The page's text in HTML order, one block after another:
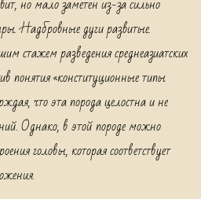
Надбровные дуги развитые.
стажем разведения среднеазиатских
понятия «конституционные типы
что эта порода целостна и не
Однако, в этой породе можно
головы, которая соответствует